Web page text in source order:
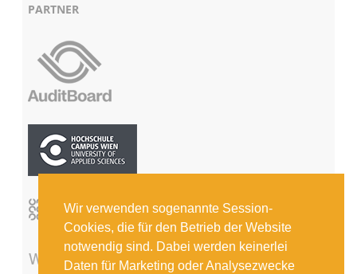
Wir verwenden sogenannte Session-
Cookies, die für den Betrieb der Website
notwendig sind. Dabei werden keinerlei
Daten für Marketing oder Analysezwecke
PARTNER